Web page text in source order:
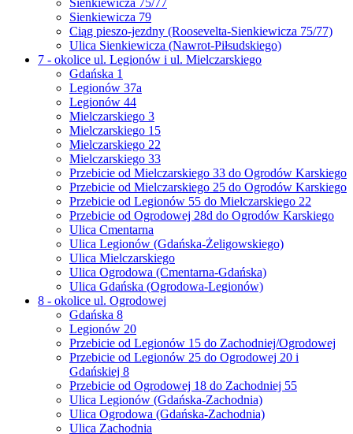
Sienkiewicza 79
Ciąg pieszo-jezdny (Roosevelta-Sienkiewicza 75/77)
Ulica Sienkiewicza (Nawrot-Piłsudskiego)
7 - okolice ul. Legionów i ul. Mielczarskiego
Gdańska 1
Legionów 37a
Legionów 44
Mielczarskiego 3
Mielczarskiego 15
Mielczarskiego 22
Mielczarskiego 33
Przebicie od Mielczarskiego 33 do Ogrodów Karskiego
Przebicie od Mielczarskiego 25 do Ogrodów Karskiego
Przebicie od Legionów 55 do Mielczarskiego 22
Przebicie od Ogrodowej 28d do Ogrodów Karskiego
Ulica Cmentarna
Ulica Legionów (Gdańska-Żeligowskiego)
Ulica Mielczarskiego
Ulica Ogrodowa (Cmentarna-Gdańska)
Ulica Gdańska (Ogrodowa-Legionów)
8 - okolice ul. Ogrodowej
Gdańska 8
Legionów 20
Przebicie od Legionów 15 do Zachodniej/Ogrodowej
Przebicie od Legionów 25 do Ogrodowej 20 i
Gdańskiej 8
Przebicie od Ogrodowej 18 do Zachodniej 55
Ulica Legionów (Gdańska-Zachodnia)
Ulica Ogrodowa (Gdańska-Zachodnia)
Ulica Zachodnia